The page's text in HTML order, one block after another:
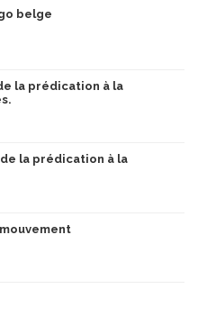
belge
la prédication à la
de la prédication à la